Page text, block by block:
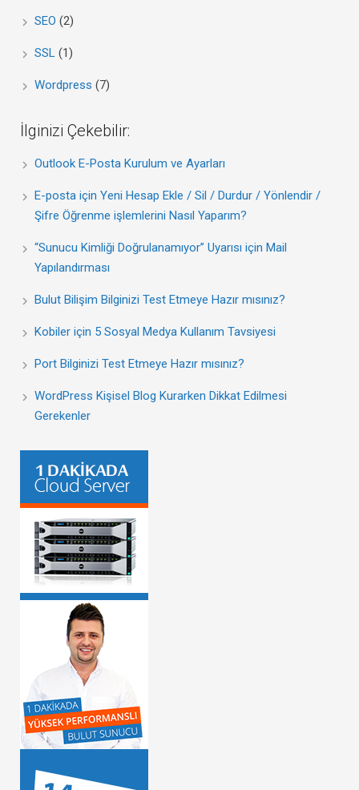
SEO (2)
SSL (1)
Wordpress (7)
İlginizi Çekebilir:
Outlook E-Posta Kurulum ve Ayarları
E-posta için Yeni Hesap Ekle / Sil / Durdur / Yönlendir /
Şifre Öğrenme işlemlerini Nasıl Yaparım?
“Sunucu Kimliği Doğrulanamıyor” Uyarısı için Mail
Yapılandırması
Bulut Bilişim Bilginizi Test Etmeye Hazır mısınız?
Kobiler için 5 Sosyal Medya Kullanım Tavsiyesi
Port Bilginizi Test Etmeye Hazır mısınız?
WordPress Kişisel Blog Kurarken Dikkat Edilmesi
Gerekenler